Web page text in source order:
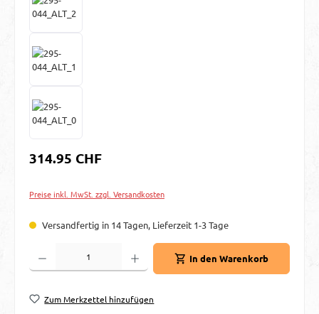
Regulärer Preis:
314.95 CHF
Preise inkl. MwSt. zzgl. Versandkosten
Versandfertig in 14 Tagen, Lieferzeit 1-3 Tage
Produkt Anzahl: Gib den gewünschten Wert ein oder benutze die Schaltflächen
In den Warenkorb
Zum Merkzettel hinzufügen